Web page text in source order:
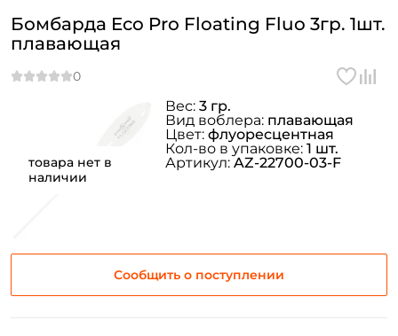
товара нет в
наличии
Бомбарда Eco Pro Floating Fluo 3гр. 1шт.
плавающая
Сообщить о поступлении
Вес: 3 гр.
Вид воблера: плавающая
Цвет: флуоресцентная
Кол-во в упаковке: 1 шт.
Артикул:AZ-22700-03-F